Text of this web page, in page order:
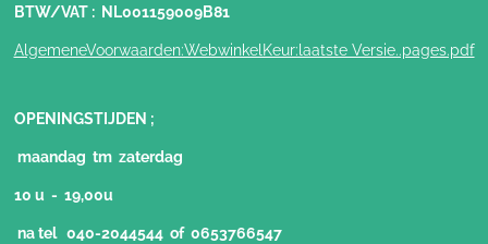
BTW/VAT : NL001159009B81
AlgemeneVoorwaarden:WebwinkelKeur:laatste Versie..pages.pdf
OPENINGSTIJDEN ;
maandag tm zaterdag
10 u - 19,00u
na tel 040-2044544 of 0653766547